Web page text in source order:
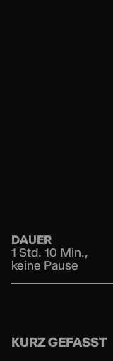
DAUER
1 Std. 10 Min.,
keine Pause
KURZ GEFASST